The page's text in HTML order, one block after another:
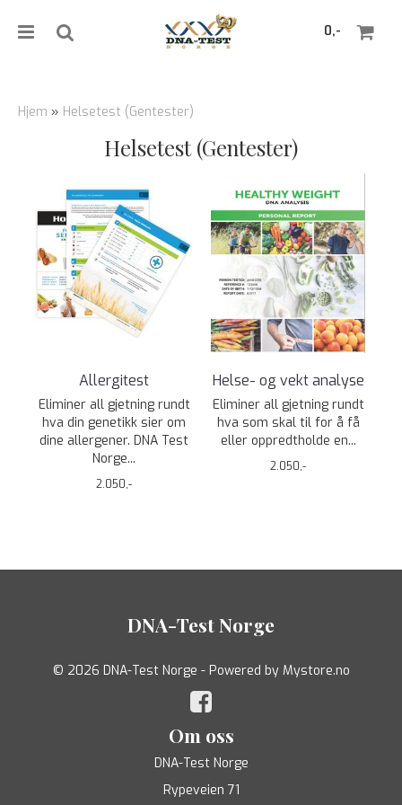
0,-
Hjem » Helsetest (Gentester)
Helsetest (Gentester)
Allergitest
Eliminer all gjetning rundt
hva din genetikk sier om
dine allergener. DNA Test
Norge...
2.050,-
Helse- og vekt analyse
Eliminer all gjetning rundt
hva som skal til for å få
eller oppredtholde en...
2.050,-
DNA-Test Norge
© 2026 DNA-Test Norge - Powered by Mystore.no
Om oss
DNA-Test Norge
Rypeveien 71
Trykk ENTER for å søke